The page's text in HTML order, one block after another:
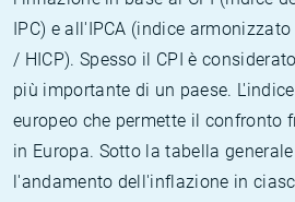
IPC) e all'IPCA (indice
/ HICP). Spesso il CPI è
più importante di un paese.
europeo che permette il confronto
in Europa. Sotto la tabella
l'andamento dell'inflazione in